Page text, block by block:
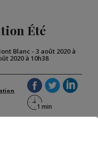
Été
Blanc - 3 août 2020 à
2020 à 10h38